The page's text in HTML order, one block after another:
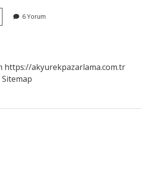
6 Yorum
https://akyurekpazarlama.com.tr
Sitemap